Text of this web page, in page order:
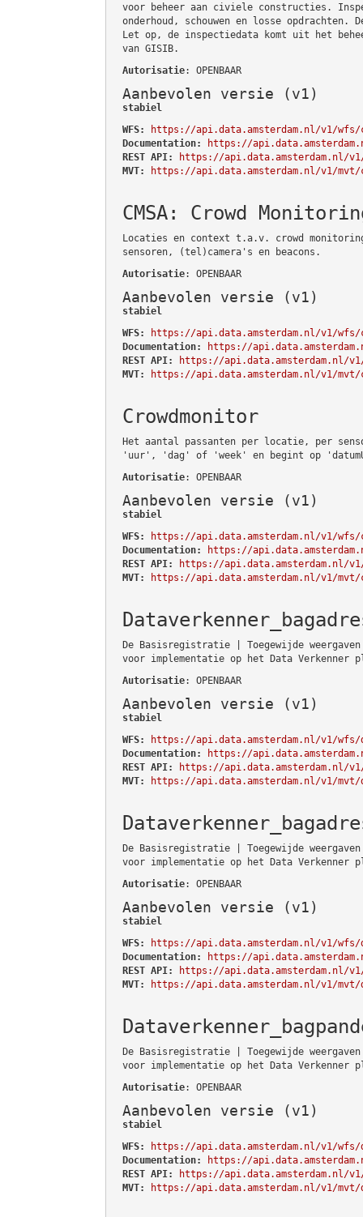
voor beheer aan civiele constructies.
onderhoud, schouwen en losse opdrachten.
Let op, de inspectiedata komt uit het
van GISIB.
Autorisatie: OPENBAAR
Aanbevolen versie (v1)
stabiel
WFS:
https://api.data.amsterdam.nl/v1/
Documentation:
https://
REST API:
https://api.data.amsterdam.nl/
MVT:
https://api.data.amsterdam.nl/v1/
CMSA: Crowd
Locaties en context t.a.v. crowd
sensoren, (tel)camera's en beacons.
Autorisatie: OPENBAAR
Aanbevolen versie (v1)
stabiel
WFS:
https://api.data.amsterdam.nl/v1/wfs/
Documentation:
https://
REST API:
https://api.data.amsterdam.nl/v1/
MVT:
https://api.data.amsterdam.nl/v1/mvt/
Crowdmonitor
Het aantal passanten per locatie, per
'uur', 'dag' of 'week' en begint op
Autorisatie: OPENBAAR
Aanbevolen versie (v1)
stabiel
WFS:
https://api.data.amsterdam.nl/v1/wfs/
Documentation:
https://
REST API:
https://api.data.amsterdam.nl/
MVT:
https://api.data.amsterdam.nl/v1/mvt/
De Basisregistratie | Toegewijde
voor implementatie op het Data Verkenner
Autorisatie: OPENBAAR
Aanbevolen versie (v1)
stabiel
WFS:
https://api.data.amsterdam.nl/v1/wfs/
Documentation:
https://
REST API:
https://api.data.amsterdam.nl/
MVT:
https://api.data.amsterdam.nl/v1/mvt/
De Basisregistratie | Toegewijde
voor implementatie op het Data Verkenner
Autorisatie: OPENBAAR
Aanbevolen versie (v1)
stabiel
WFS:
https://api.data.amsterdam.nl/v1/wfs/
Documentation:
https://
REST API:
https://api.data.amsterdam.nl/
MVT:
https://api.data.amsterdam.nl/v1/mvt/
De Basisregistratie | Toegewijde
voor implementatie op het Data Verkenner
Autorisatie: OPENBAAR
Aanbevolen versie (v1)
stabiel
WFS:
https://api.data.amsterdam.nl/v1/wfs/
Documentation:
https://
REST API:
https://api.data.amsterdam.nl/v1/
MVT:
https://api.data.amsterdam.nl/v1/mvt/